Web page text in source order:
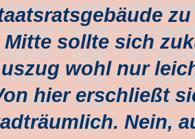
sollte sich
wohl nur
hier erschließt
Nein,